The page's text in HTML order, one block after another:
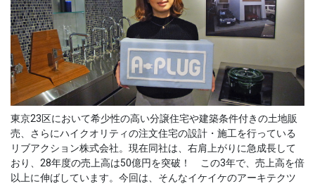
東京23区において希少性の高い分譲住宅や建築条件付きの土地販
売、さらにハイクオリティの注文住宅の設計・施工を行っている
リブアクション株式会社。現在同社は、右肩上がりに急成長して
おり、28年度の売上高は50億円を突破！ この3年で、売上高を倍
以上に伸ばしています。今回は、そんなイケイケのアーキテクツ